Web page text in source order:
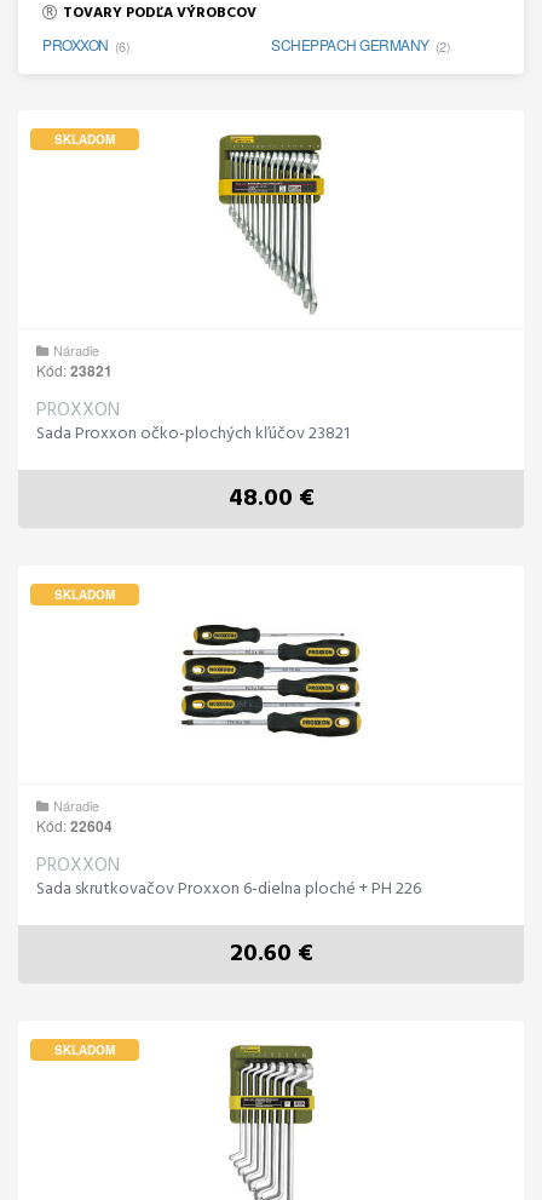
TOVARY PODĽA VÝROBCOV
PROXXON (6) SCHEPPACH GERMANY (2)
SKLADOM
Náradie
Kód:23821
PROXXON
Sada Proxxon očko-plochých kľúčov 23821
48.00 €
SKLADOM
Náradie
Kód:22604
PROXXON
Sada skrutkovačov Proxxon 6-dielna ploché + PH 226
20.60 €
SKLADOM